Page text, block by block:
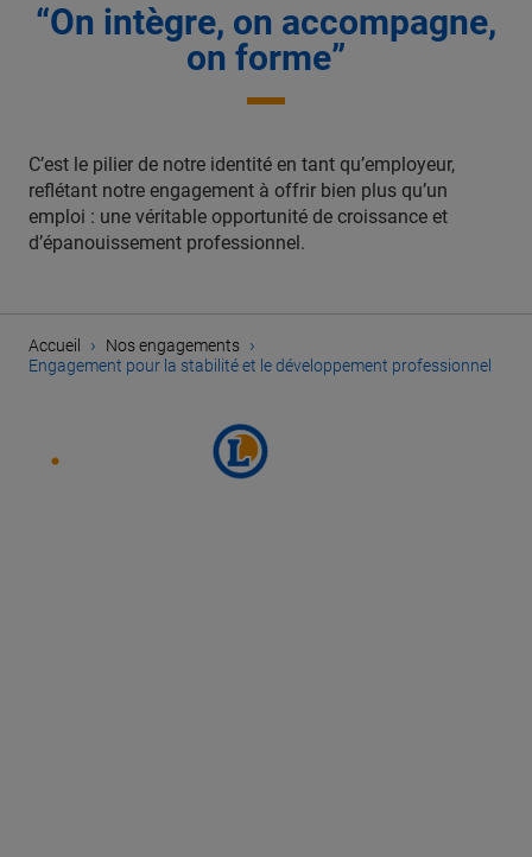
“On intègre, on accompagne,
on forme”
C’est le pilier de notre identité en tant qu’employeur,
reflétant notre engagement à offrir bien plus qu’un
emploi : une véritable opportunité de croissance et
d’épanouissement professionnel.
Accueil › Nos engagements ›
Engagement pour la stabilité et le développement professionnel